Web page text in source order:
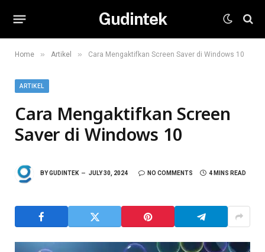
Gudintek
Home » Artikel » Cara Mengaktifkan Screen Saver di Windows 10
ARTIKEL
Cara Mengaktifkan Screen
Saver di Windows 10
BYGUDINTEK JULY 30, 2024 NO COMMENTS 4 MINS READ